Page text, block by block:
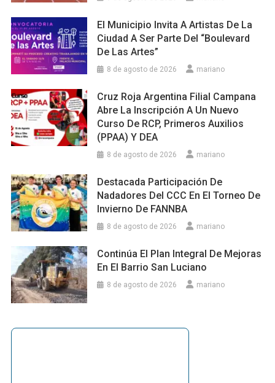
El Municipio Invita A Artistas De La
Ciudad A Ser Parte Del “Boulevard
De Las Artes”
8 de agosto de 2026 mariano
Cruz Roja Argentina Filial Campana
Abre La Inscripción A Un Nuevo
Curso De RCP, Primeros Auxilios
(PPAA) Y DEA
8 de agosto de 2026 mariano
Destacada Participación De
Nadadores Del CCC En El Torneo De
Invierno De FANNBA
8 de agosto de 2026 mariano
Continúa El Plan Integral De Mejoras
En El Barrio San Luciano
8 de agosto de 2026 mariano